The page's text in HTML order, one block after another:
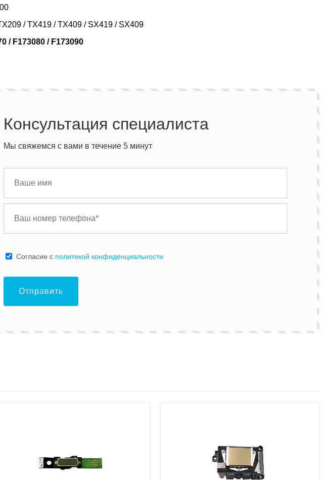
/ TX419 / TX409 / SX419 / SX409
/ F173080 / F173090
Консультация специалиста
Мы свяжемся с вами в течение 5 минут
Cогласие с политикой конфиденциальности
Отправить